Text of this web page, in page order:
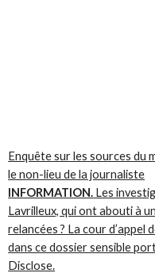
Enquête sur les sources du
le non-lieu de la journaliste
INFORMATION. Les
Lavrilleux, qui ont abouti à
relancées ? La cour d’appel
dans ce dossier sensible
Disclose.